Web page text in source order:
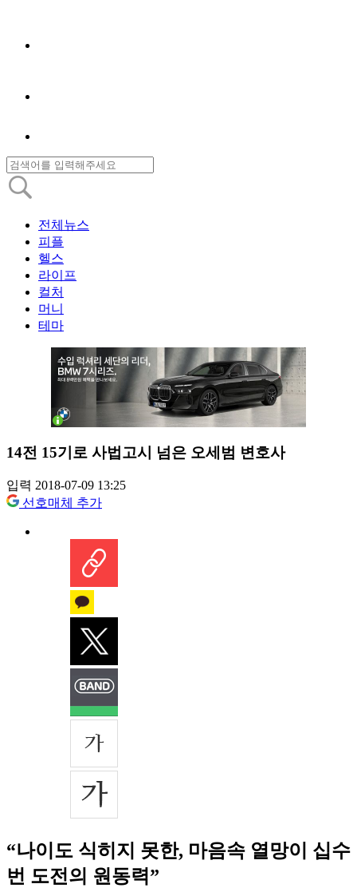
전체뉴스
피플
헬스
라이프
컬처
머니
테마
14전 15기로 사법고시 넘은 오세범 변호사
입력 2018-07-09 13:25
선호매체 추가
“나이도 식히지 못한, 마음속 열망이 십수
번 도전의 원동력”